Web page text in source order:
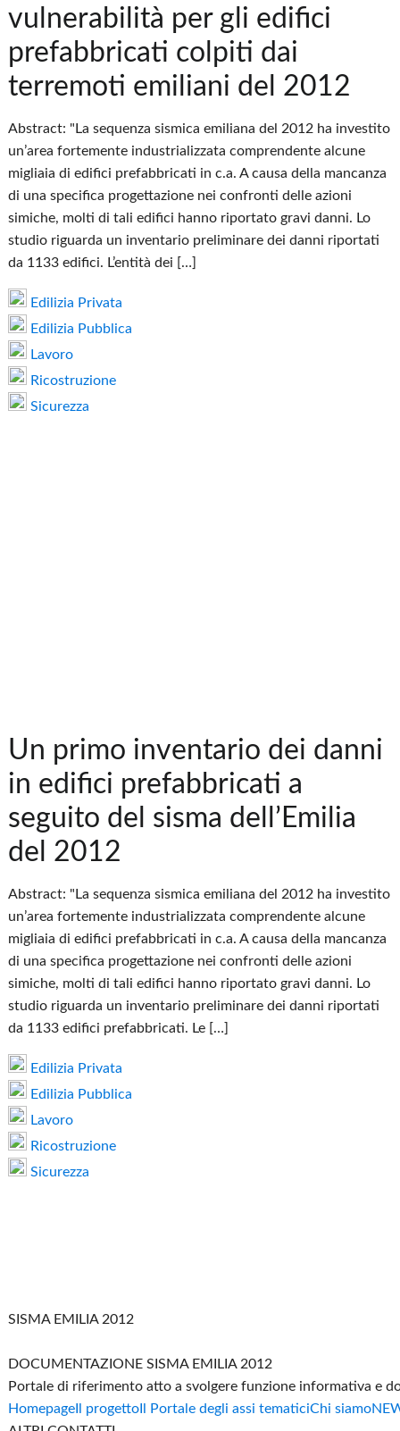
vulnerabilità per gli edifici
prefabbricati colpiti dai
terremoti emiliani del 2012
Abstract: "La sequenza sismica emiliana del 2012 ha investito
un’area fortemente industrializzata comprendente alcune
migliaia di edifici prefabbricati in c.a. A causa della mancanza
di una specifica progettazione nei confronti delle azioni
simiche, molti di tali edifici hanno riportato gravi danni. Lo
studio riguarda un inventario preliminare dei danni riportati
da 1133 edifici. L’entità dei […]
Edilizia Privata
Edilizia Pubblica
Lavoro
Ricostruzione
Sicurezza
Un primo inventario dei danni
in edifici prefabbricati a
seguito del sisma dell’Emilia
del 2012
Abstract: "La sequenza sismica emiliana del 2012 ha investito
un’area fortemente industrializzata comprendente alcune
migliaia di edifici prefabbricati in c.a. A causa della mancanza
di una specifica progettazione nei confronti delle azioni
simiche, molti di tali edifici hanno riportato gravi danni. Lo
studio riguarda un inventario preliminare dei danni riportati
da 1133 edifici prefabbricati. Le […]
Edilizia Privata
Edilizia Pubblica
Lavoro
Ricostruzione
Sicurezza
SISMA EMILIA 2012
DOCUMENTAZIONE SISMA EMILIA 2012
Portale di riferimento atto a svolgere funzione informativa e
Homepage Il progetto Il Portale degli assi tematiciChi siamo